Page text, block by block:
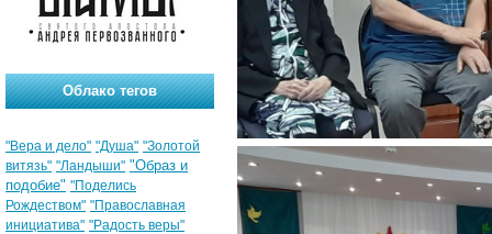
Облако тегов
"Вера и дело" "Душа" "Золотой
витязь" "Ландыши" "Образ и
подобие" "Поделись
Рождеством" "Православная
инициатива" "Радость веры"